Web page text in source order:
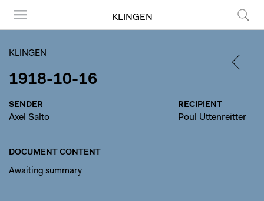
KLINGEN
KLINGEN
1918-10-16
SENDER
Axel Salto
RECIPIENT
Poul Uttenreitter
DOCUMENT CONTENT
Awaiting summary